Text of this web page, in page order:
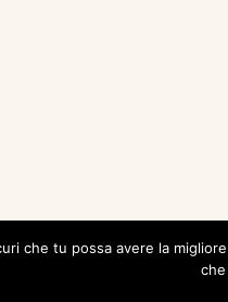
che tu possa avere la